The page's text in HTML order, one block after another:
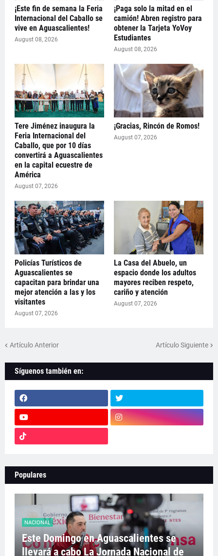
¡Este fin de semana la Feria
Internacional del Caballo se
vive en Aguascalientes!
August 08, 2026
¡Paga solo la mitad en el
camión! Abren registro para
obtener la Tarjeta YoVoy
Estudiantes
August 08, 2026
Tere Jiménez inaugura la
Feria Internacional del
Caballo, que por 10 días
convertirá a Aguascalientes
en la capital ecuestre de
América
August 07, 2026
¡Gracias, Rincón de Romos!
August 07, 2026
Policías Turísticos de
Aguascalientes se
capacitan para brindar una
mejor atención a las y los
visitantes
August 07, 2026
La Casa del Abuelo, un
espacio donde los adultos
mayores reciben respeto,
cariño y atención
August 07, 2026
Artículo Anterior Artículo Siguiente
Síguenos también en:
Populares
NACIONAL
Este Domingo en Aguascalientes se
llevará a cabo La Jornada Nacional de